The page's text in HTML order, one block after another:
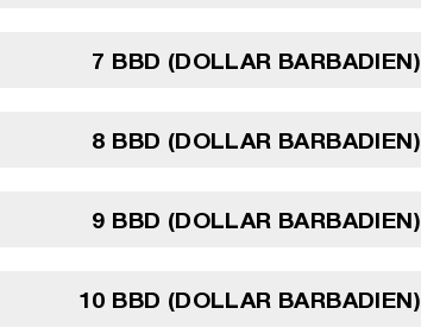
7 BBD (DOLLAR BARBADIEN)
8 BBD (DOLLAR BARBADIEN)
9 BBD (DOLLAR BARBADIEN)
10 BBD (DOLLAR BARBADIEN)